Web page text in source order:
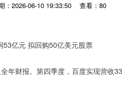
：2026-06-10 19:33:50 查看：80
年财报。第四季度，百度实现营收